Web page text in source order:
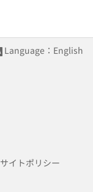
Language：English
サイトポリシー